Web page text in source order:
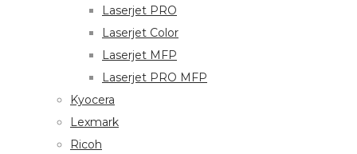
Laserjet PRO
Laserjet Color
Laserjet MFP
Laserjet PRO MFP
Kyocera
Lexmark
Ricoh